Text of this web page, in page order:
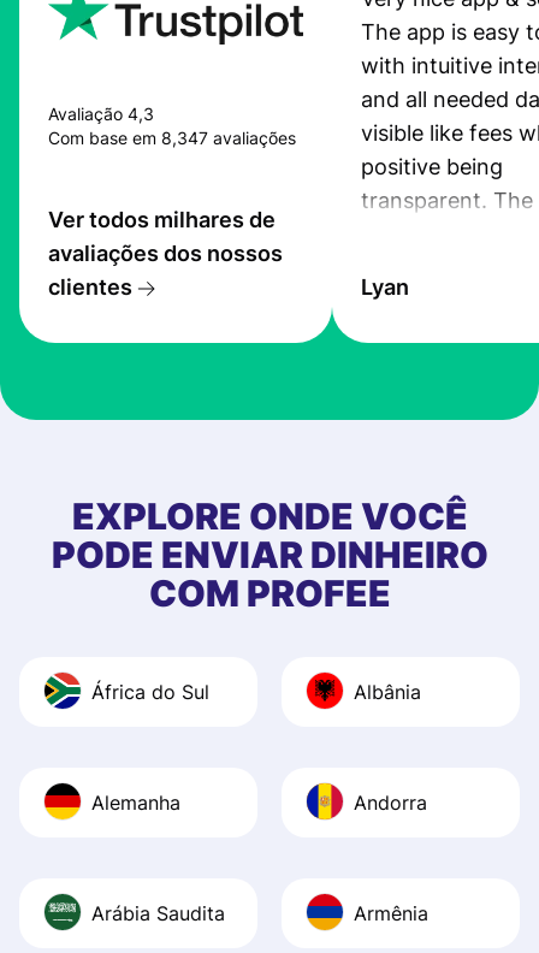
Avaliação 4,3
Com base em 8,347 avaliações
Ver todos milhares de
avaliações dos nossos
clientes
The app is easy
with intuitive
and all needed
visible like fees
positive being
transparent. The
the exchange
at Profee is very
first started
app, and they
quick to provide
and helpful
Recommend it!
Lyan
EXPLORE ONDE VOCÊ
PODE ENVIAR DINHEIRO
COM PROFEE
África do Sul Albânia
Alemanha Andorra
Arábia Saudita Armênia